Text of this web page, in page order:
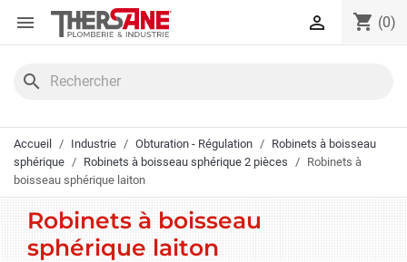
Panneau de gestion des cookies
 shopping_cart (0)

search
Accueil Industrie Obturation - Régulation
Robinets à boisseau
sphérique
Robinets à boisseau sphérique 2 pièces
Robinets à
boisseau sphérique laiton
Robinets à boisseau
sphérique laiton